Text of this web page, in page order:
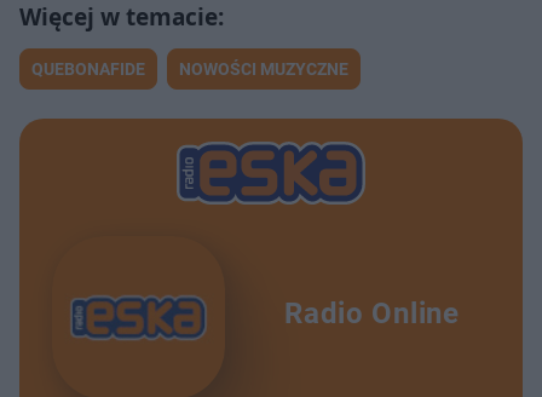
QUEBONAFIDE NOWOŚCI MUZYCZNE
Radio Online